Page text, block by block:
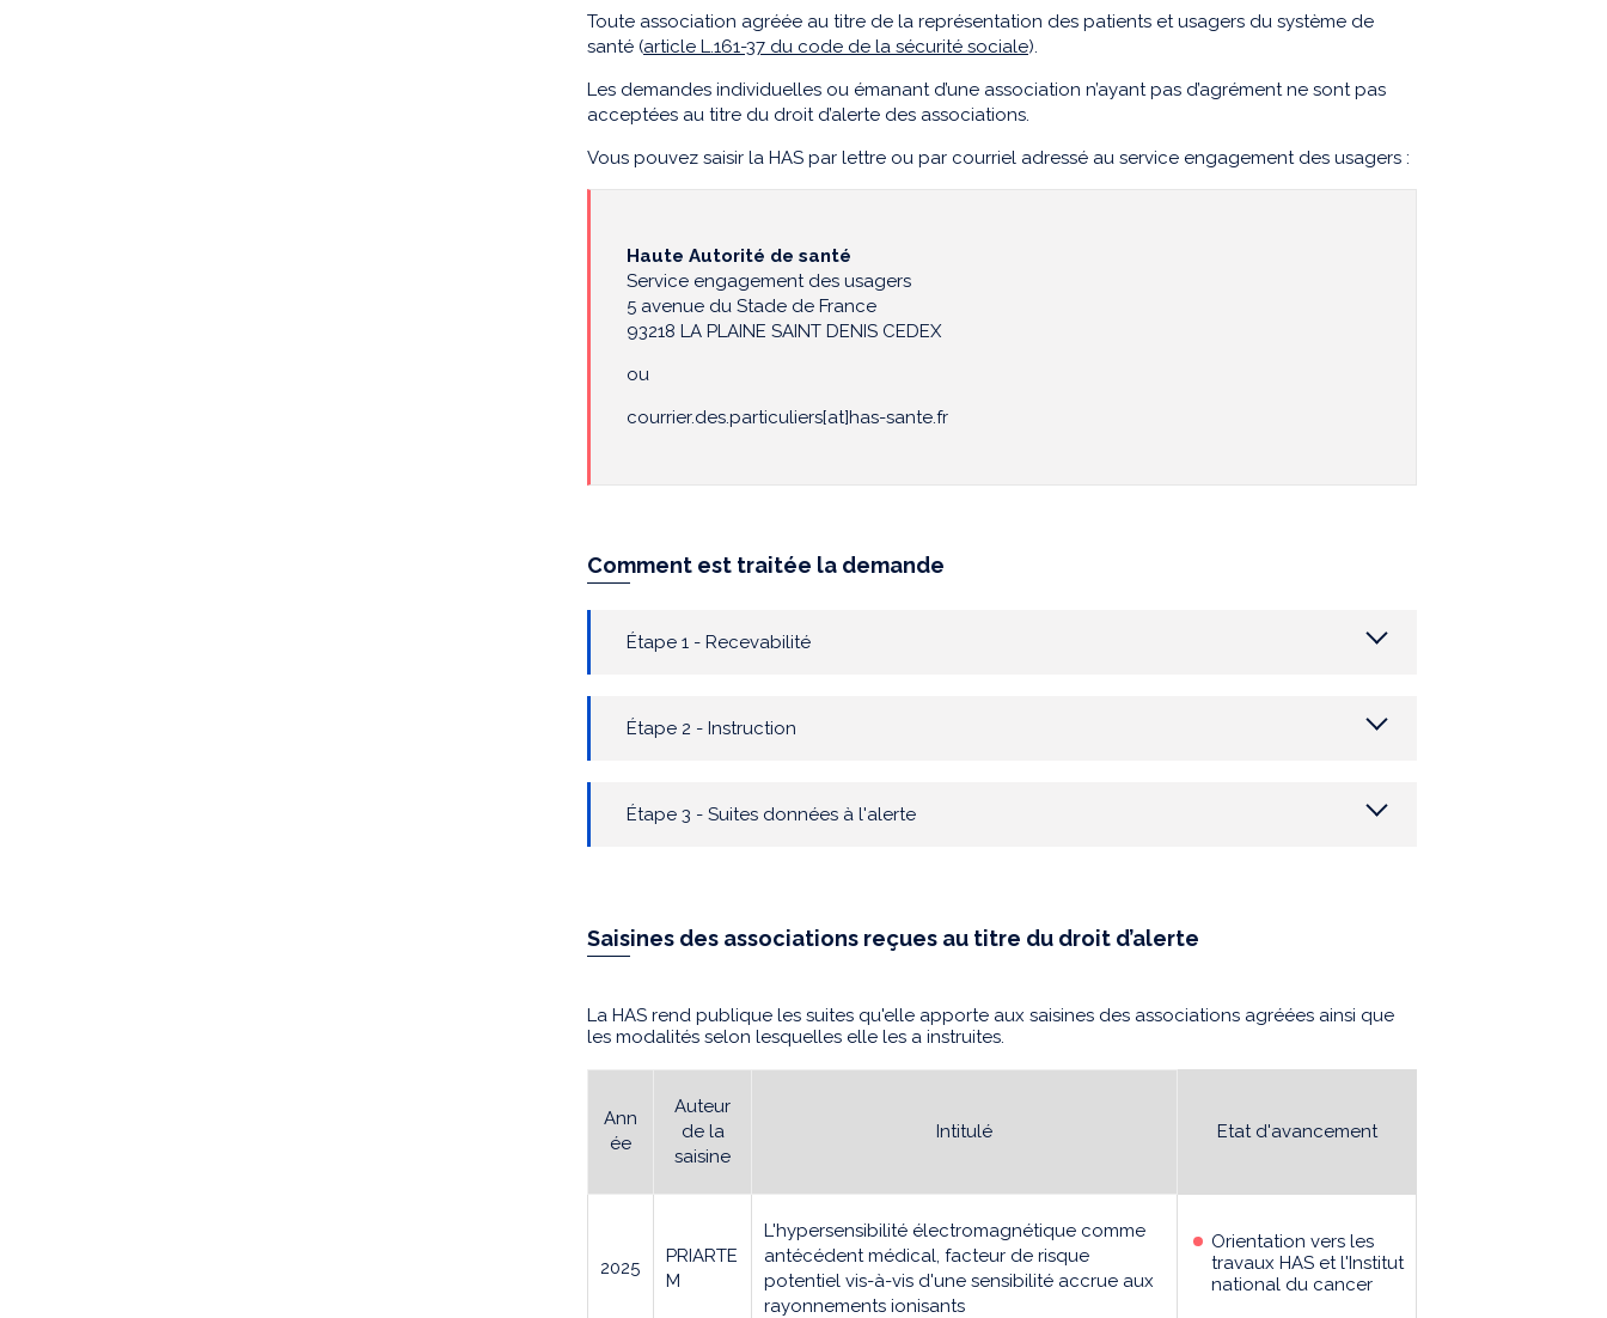
Toute association agréée au titre de la représentation des patients et usagers du système de
santé (article L.161-37 du code de la sécurité sociale).
Les demandes individuelles ou émanant d’une association n’ayant pas d’agrément ne sont pas
acceptées au titre du droit d’alerte des associations.
Vous pouvez saisir la HAS par lettre ou par courriel adressé au service engagement des usagers :
Haute Autorité de santé
Service engagement des usagers
5 avenue du Stade de France
93218 LA PLAINE SAINT DENIS CEDEX
ou
courrier.des.particuliers[at]has-sante.fr
Comment est traitée la demande
Étape 1 - Recevabilité
Étape 2 - Instruction
Étape 3 - Suites données à l'alerte
Saisines des associations reçues au titre du droit d’alerte
La HAS rend publique les suites qu'elle apporte aux saisines des associations agréées ainsi que
les modalités selon lesquelles elle les a instruites.
Ann
ée
Auteur
de la
saisine
Intitulé Etat d'avancement
2025
PRIARTE
M
L'hypersensibilité électromagnétique comme
antécédent médical, facteur de risque
potentiel vis-à-vis d'une sensibilité accrue aux
rayonnements ionisants
Orientation vers les
travaux HAS et l'Institut
national du cancer